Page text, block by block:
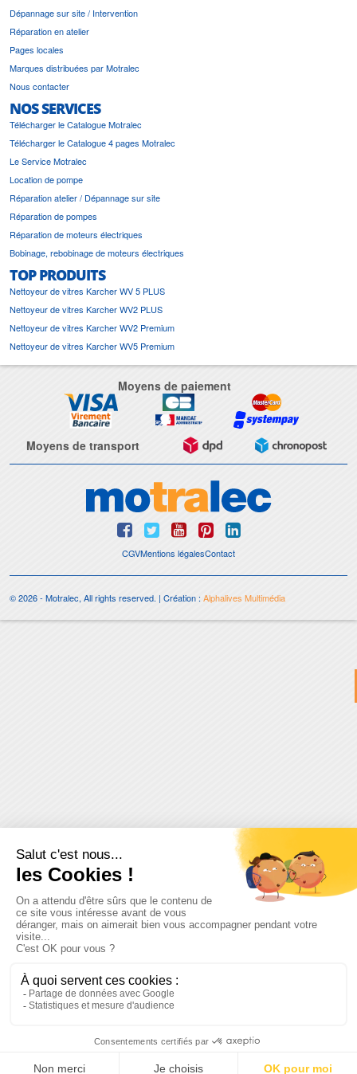
Dépannage sur site / Intervention
Réparation en atelier
Pages locales
Marques distribuées par Motralec
Nous contacter
NOS SERVICES
Télécharger le Catalogue Motralec
Télécharger le Catalogue 4 pages Motralec
Le Service Motralec
Location de pompe
Réparation atelier / Dépannage sur site
Réparation de pompes
Réparation de moteurs électriques
Bobinage, rebobinage de moteurs électriques
TOP PRODUITS
Nettoyeur de vitres Karcher WV 5 PLUS
Nettoyeur de vitres Karcher WV2 PLUS
Nettoyeur de vitres Karcher WV2 Premium
Nettoyeur de vitres Karcher WV5 Premium
Moyens de paiement
Moyens de transport
CGVMentions légalesContact
© 2026 - Motralec, All rights reserved. | Création : Alphalives Multimédia